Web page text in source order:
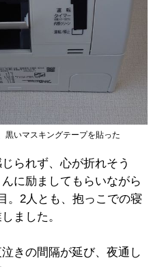
黒いマスキングテープを貼った
られず、心が折れそう
に励ましてもらいながら
。2人とも、抱っこでの寝
ました。
きの間隔が延び、夜通し